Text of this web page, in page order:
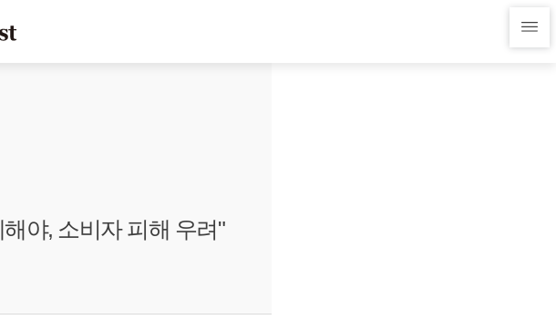
야, 소비자 피해 우려"